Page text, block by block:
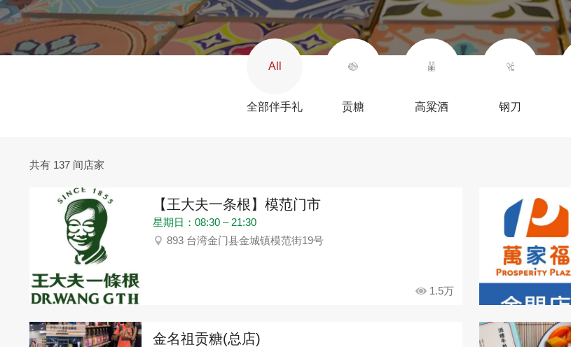
All
全部伴手礼 贡糖 高粱酒 钢刀
共有 137 间店家
【王大夫一条根】模范门市
星期日：08:30 – 21:30
893 台湾金门县金城镇模范街19号
1.5万
金名祖贡糖(总店)